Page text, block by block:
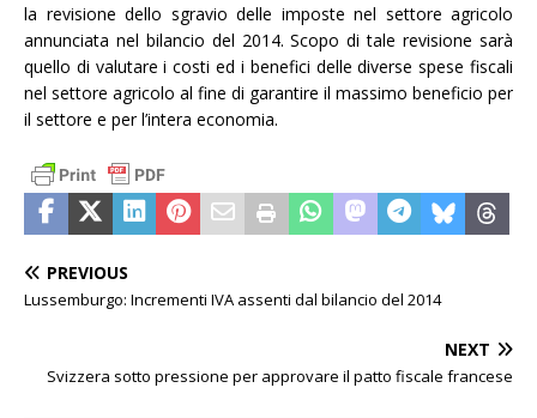
la revisione dello sgravio delle imposte nel settore agricolo
annunciata nel bilancio del 2014. Scopo di tale revisione sarà
quello di valutare i costi ed i benefici delle diverse spese fiscali
nel settore agricolo al fine di garantire il massimo beneficio per
il settore e per l’intera economia.
PREVIOUS
Lussemburgo: Incrementi IVA assenti dal bilancio del 2014
NEXT
Svizzera sotto pressione per approvare il patto fiscale francese